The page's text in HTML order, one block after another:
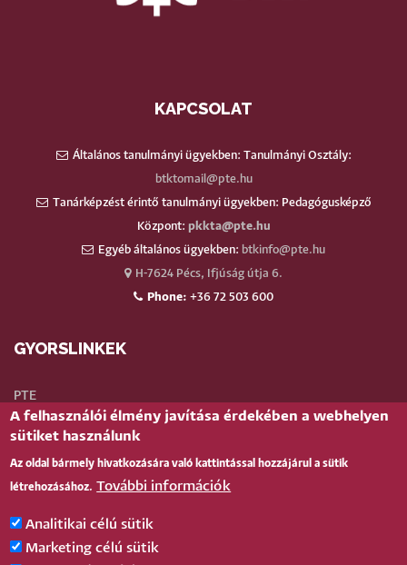
KAPCSOLAT
Általános tanulmányi ügyekben: Tanulmányi Osztály:
btktomail@pte.hu
Tanárképzést érintő tanulmányi ügyekben: Pedagógusképző
Központ: pkkta@pte.hu
Egyéb általános ügyekben: btkinfo@pte.hu
H-7624 Pécs, Ifjúság útja 6.
Phone: +36 72 503 600
GYORSLINKEK
PTE
Neptun
Webmail
Telefonkönyv
Teams
TÉR(oktatói)
Bejelentkezés
A felhasználói élmény javítása érdekében a webhelyen
sütiket használunk
Az oldal bármely hivatkozására való kattintással hozzájárul a sütik
létrehozásához. További információk
Analitikai célú sütik
Marketing célú sütik